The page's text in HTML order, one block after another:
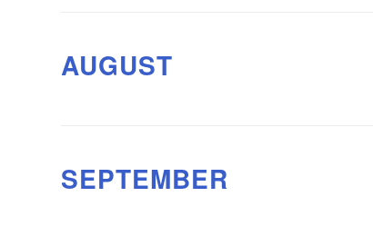
AUGUST
SEPTEMBER